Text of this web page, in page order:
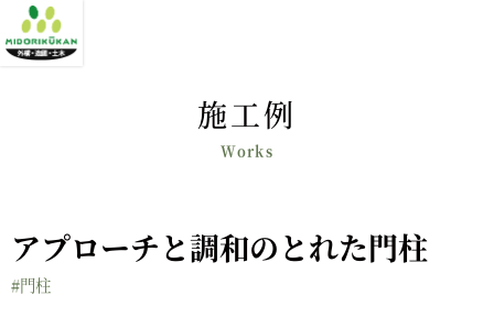
施工例
アプローチと調和のとれた門柱
#門柱